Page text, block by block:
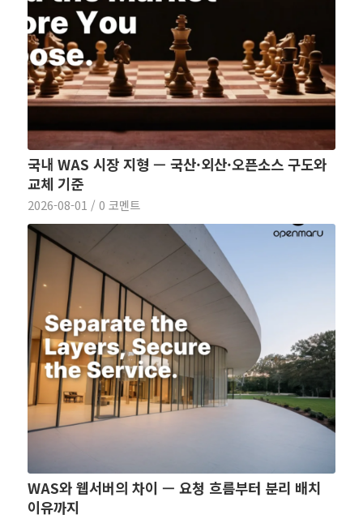
국내 WAS 시장 지형 — 국산·외산·오픈소스 구도와
교체 기준
2026-08-01 / 0 코멘트
WAS와 웹서버의 차이 — 요청 흐름부터 분리 배치
이유까지